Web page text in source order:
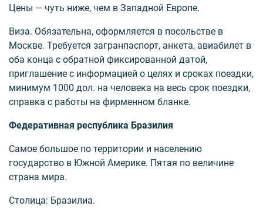
Цены — чуть ниже, чем в Западной Европе.
Виза. Обязательна, оформляется в посольстве в
Москве. Требуется загранпаспорт, анкета, авиабилет в
оба конца с обратной фиксированной датой,
приглашение с информацией о целях и сроках поездки,
минимум 1000 дол. на человека на весь срок поездки,
справка с работы на фирменном бланке.
Федеративная республика Бразилия
Самое большое по территории и населению
государство в Южной Америке. Пятая по величине
страна мира.
Столица: Бразилиа.